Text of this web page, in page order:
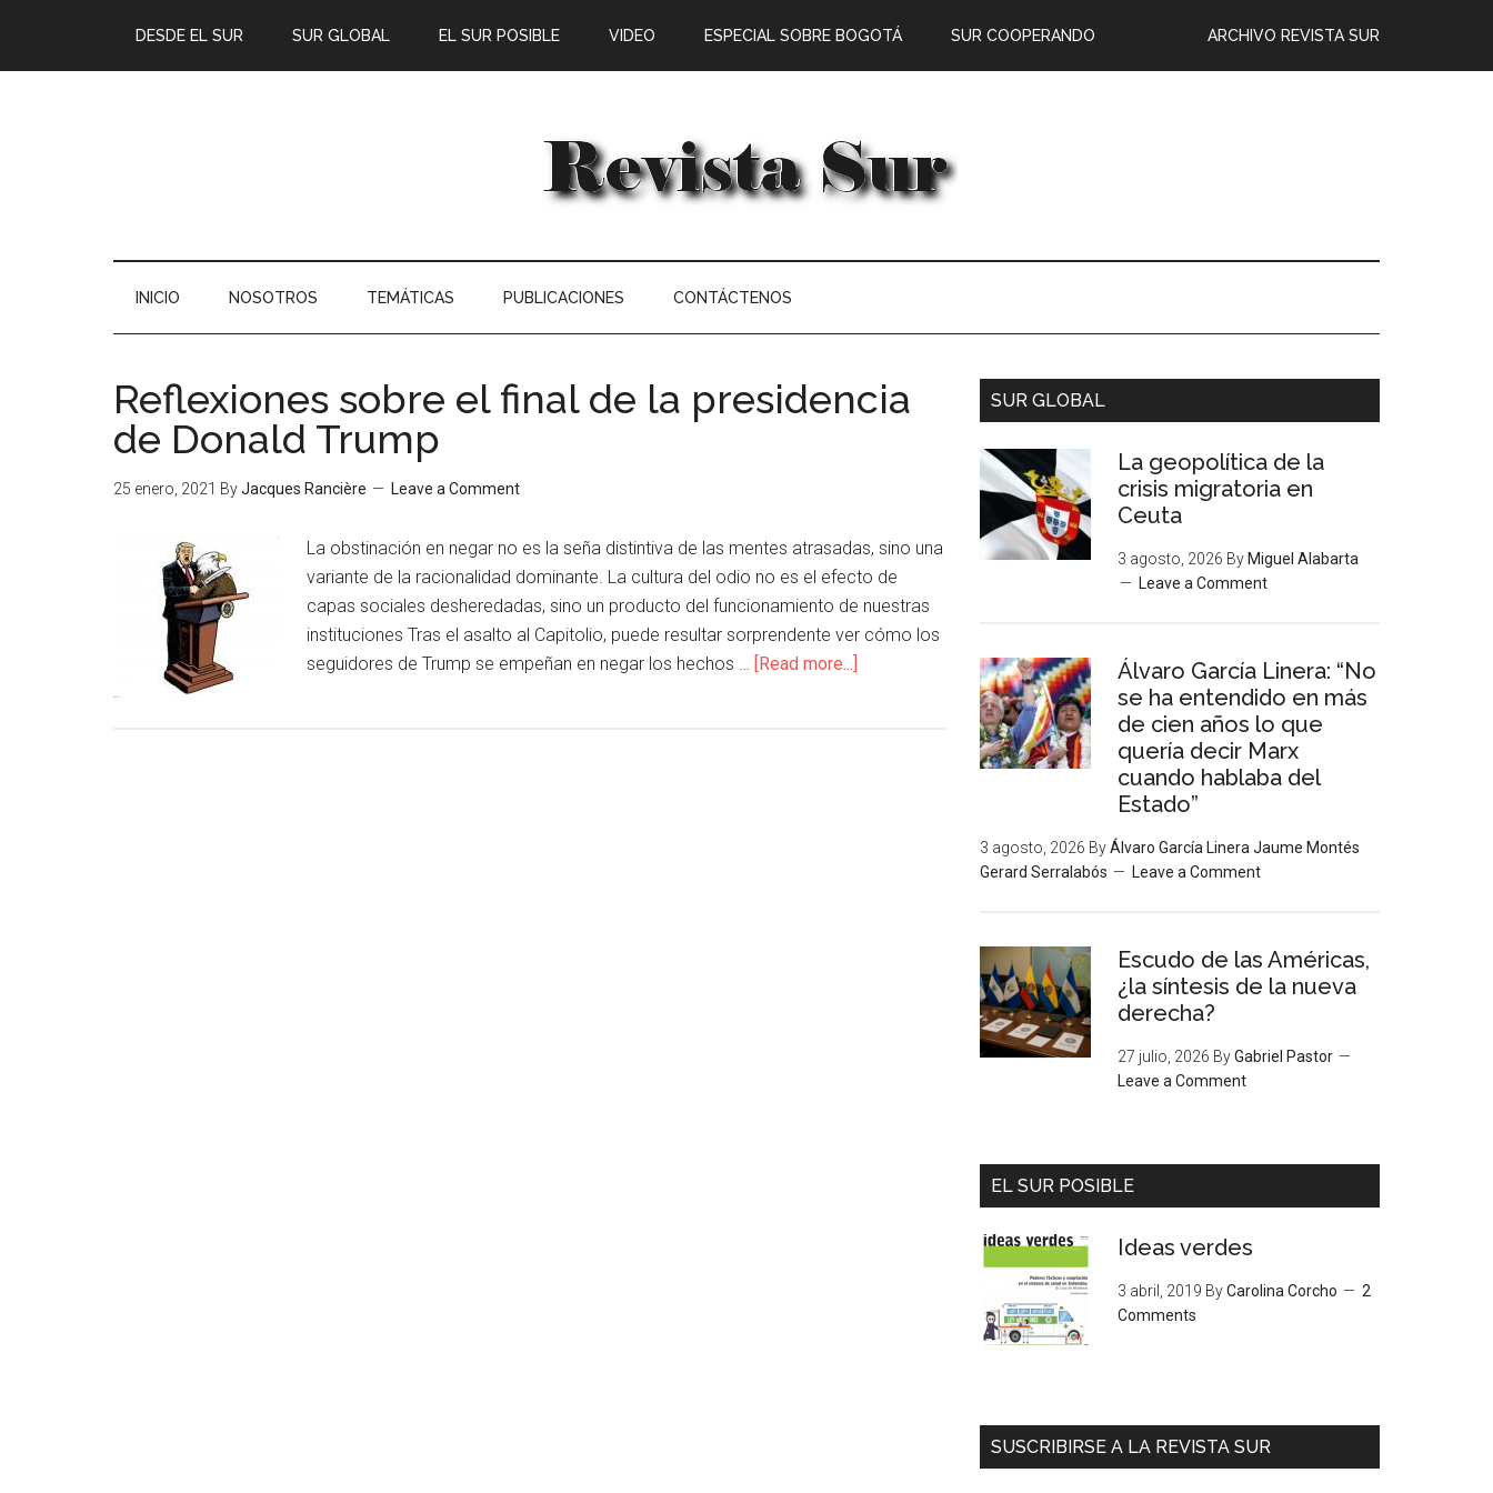
DESDE EL SUR SUR GLOBAL EL SUR POSIBLE ARCHIVO REVISTA SUR
VIDEO ESPECIAL SOBRE BOGOTÁ SUR COOPERANDO
INICIO NOSOTROS TEMÁTICAS PUBLICACIONES CONTÁCTENOS
Reflexiones sobre el final de la presidencia
de Donald Trump
25 enero, 2021 ByJacques Rancière Leave a Comment
La obstinación en negar no es la seña distintiva de las mentes atrasadas, sino una
variante de la racionalidad dominante. La cultura del odio no es el efecto de
capas sociales desheredadas, sino un producto del funcionamiento de nuestras
instituciones Tras el asalto al Capitolio, puede resultar sorprendente ver cómo los
seguidores de Trump se empeñan en negar los hechos … [Read more...]
SUR GLOBAL
La geopolítica de la
crisis migratoria en
Ceuta
3 agosto, 2026 By Miguel Alabarta
Leave a Comment
Álvaro García Linera: “No
se ha entendido en más
de cien años lo que
quería decir Marx
cuando hablaba del
Estado”
3 agosto, 2026 ByÁlvaro García Linera Jaume Montés
Gerard Serralabós
Leave a Comment
Escudo de las Américas,
¿la síntesis de la nueva
derecha?
27 julio, 2026 ByGabriel Pastor
Leave a Comment
EL SUR POSIBLE
Ideas verdes
3 abril, 2019 ByCarolina Corcho
2
Comments
SUSCRIBIRSE A LA REVISTA SUR